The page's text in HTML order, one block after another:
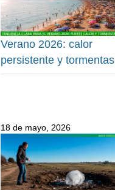
Verano 2026: calor
persistente y tormentas
18 de mayo, 2026